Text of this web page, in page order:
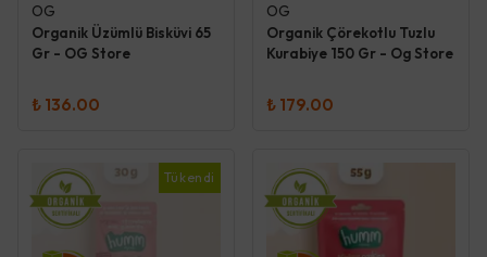
OG
Organik Üzümlü Bisküvi 65
Gr - OG Store
₺ 136.00
OG
Organik Çörekotlu Tuzlu
Kurabiye 150 Gr - Og Store
₺ 179.00
Tükendi